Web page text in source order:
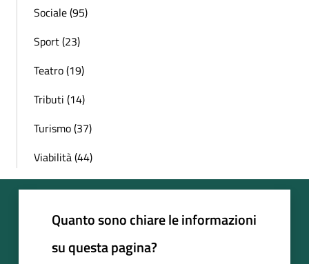
Sociale (95)
Sport (23)
Teatro (19)
Tributi (14)
Turismo (37)
Viabilità (44)
Quanto sono chiare le informazioni
su questa pagina?